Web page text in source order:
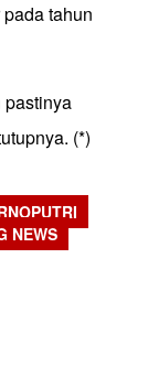
tahun
pastinya
(*)
NEWS